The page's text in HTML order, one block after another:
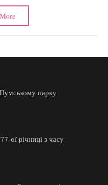
парку
ої річниці з часу